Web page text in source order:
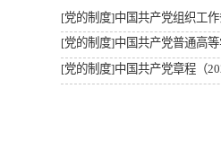
[党的制度]中国共产党组织工作
[党的制度]中国共产党普通高
[党的制度]中国共产党章程（